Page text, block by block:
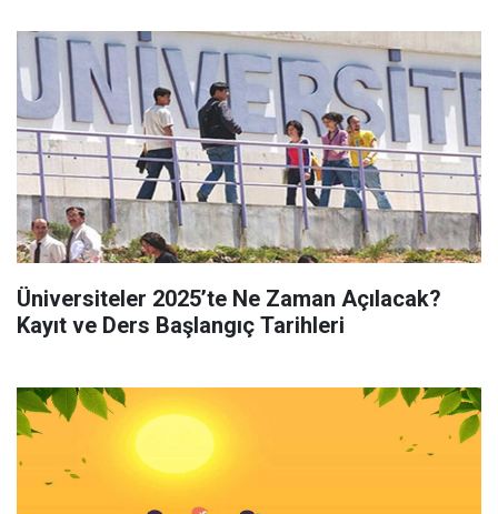
Üniversiteler 2025’te Ne Zaman Açılacak?
Kayıt ve Ders Başlangıç Tarihleri